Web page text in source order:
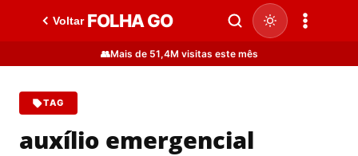
Voltar FOLHA GO
👥Mais de 51,4M visitas este mês
TAG
auxílio emergencial